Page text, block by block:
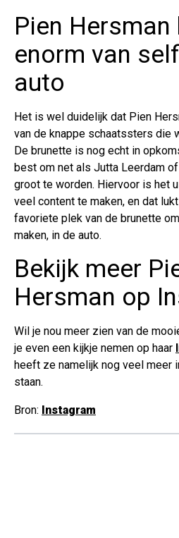
Pien Hersman
enorm van
auto
Het is wel duidelijk dat Pien
van de knappe schaatssters die
De brunette is nog echt in
best om net als Jutta Leerdam
groot te worden. Hiervoor is het
veel content te maken, en dat
favoriete plek van de brunette
maken, in de auto.
Bekijk meer
Hersman op
Wil je nou meer zien van de
je even een kijkje nemen op haar
heeft ze namelijk nog veel meer
staan.
Bron: Instagram